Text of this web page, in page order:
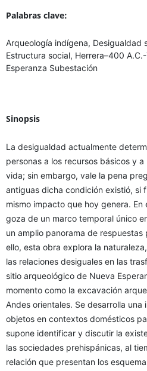
Palabras clave:
Arqueología indígena, Desigualdad
Estructura social, Herrera–400
Esperanza Subestación
Sinopsis
La desigualdad actualmente
personas a los recursos básicos y
vida; sin embargo, vale la pena
antiguas dicha condición existió, si
mismo impacto que hoy genera. En
goza de un marco temporal único
un amplio panorama de
ello, esta obra explora la
las relaciones desiguales en las
sitio arqueológico de Nueva
momento como la excavación
Andes orientales. Se desarrolla
objetos en contextos domésticos
supone identificar y discutir la
las sociedades prehispánicas, al
relación que presentan los